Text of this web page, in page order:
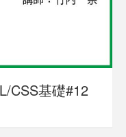
CSS基礎#12